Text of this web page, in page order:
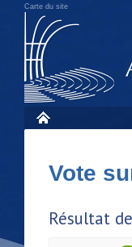
Carte du site
Vote
Résultat